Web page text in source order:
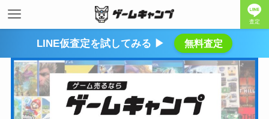
査定
LINE仮査定を試してみる ▶ 無料査定